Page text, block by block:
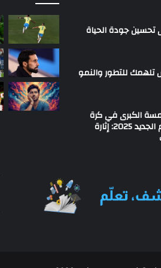
تحسين جودة الحياة
تلهمك للتطور والنمو
الكبرى في كرة
القدم مع بداية العام الجديد 2025: إثارة